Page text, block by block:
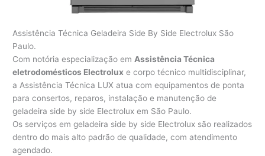
Assistência Técnica Geladeira Side By Side Electrolux São
Paulo.
Com notória especialização em Assistência Técnica
eletrodomésticos Electrolux e corpo técnico multidisciplinar,
a Assistência Técnica LUX atua com equipamentos de ponta
para consertos, reparos, instalação e manutenção de
geladeira side by side Electrolux em São Paulo.
Os serviços em geladeira side by side Electrolux são realizados
dentro do mais alto padrão de qualidade, com atendimento
agendado.